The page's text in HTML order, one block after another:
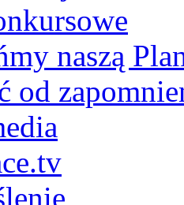
naszą
od